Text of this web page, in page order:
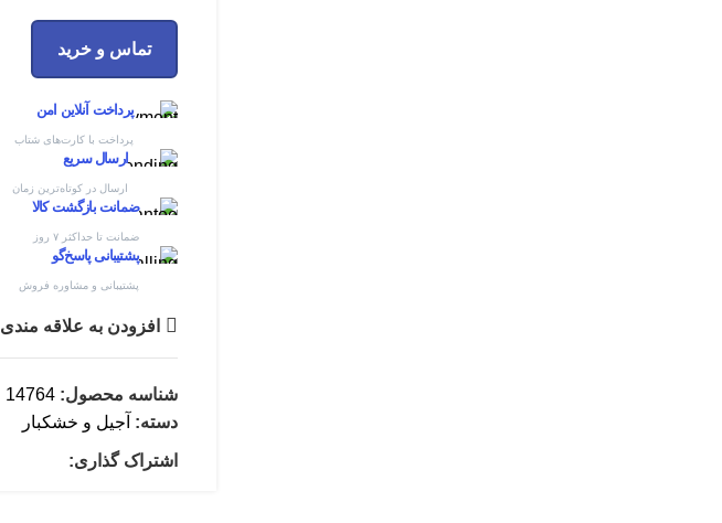
تماس و خرید
پرداخت آنلاین امن
پرداخت با کارت‌های شتاب
ارسال سریع
ارسال در کوتاه‌ترین زمان
ضمانت بازگشت کالا
ضمانت تا حداکثر ۷ روز
پشتیبانی پاسخ‌گو
پشتیبانی و مشاوره فروش
افزودن به علاقه مندی
شناسه محصول: 14764
دسته: آجیل و خشکبار
اشتراک گذاری: